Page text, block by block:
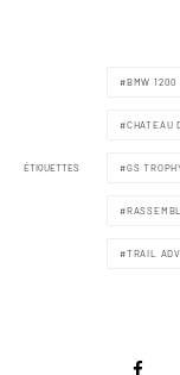
ÉTIQUETTES
BMW 1200
CHATEAU
GS
TRAIL